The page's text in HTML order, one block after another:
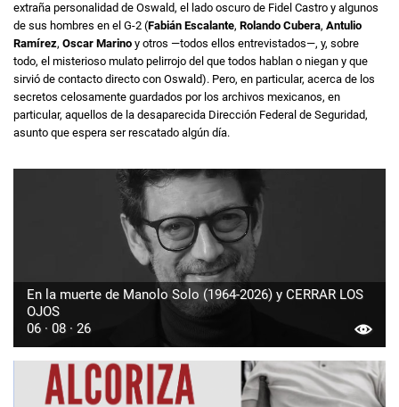
extraña personalidad de Oswald, el lado oscuro de Fidel Castro y algunos
de sus hombres en el G-2 (Fabián Escalante, Rolando Cubera, Antulio
Ramírez, Oscar Marino y otros —todos ellos entrevistados—, y, sobre
todo, el misterioso mulato pelirrojo del que todos hablan o niegan y que
sirvió de contacto directo con Oswald). Pero, en particular, acerca de los
secretos celosamente guardados por los archivos mexicanos, en
particular, aquellos de la desaparecida Dirección Federal de Seguridad,
asunto que espera ser rescatado algún día.
En la muerte de Manolo Solo (1964-2026) y CERRAR LOS
OJOS
06 · 08 · 26